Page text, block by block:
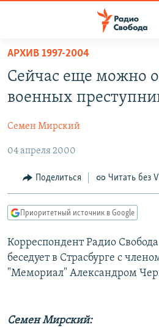
упрощенного
доступа
основному
Вернутся
главной
навигации
Вернутся
поиску
АВТОРСКИЕ ПРОЕКТЫ
ЦИТАТЫ СВОБОДЫ
МНЕНИЯ
КУЛЬТУРА
IDEL.РЕАЛИИ
КАВКАЗ.РЕАЛИИ
СЕВЕР.РЕАЛИИ
СИБИРЬ.РЕАЛИИ
АРХИВ 1997-2004
Сейчас еще можно
военных
Семен Мирский
04 апреля 2000
Поделиться Читать без
Приоритетный источник в Google
Корреспондент Радио
беседует в Страсбурге с
"Мемориал" Александром
Семен Мирский: